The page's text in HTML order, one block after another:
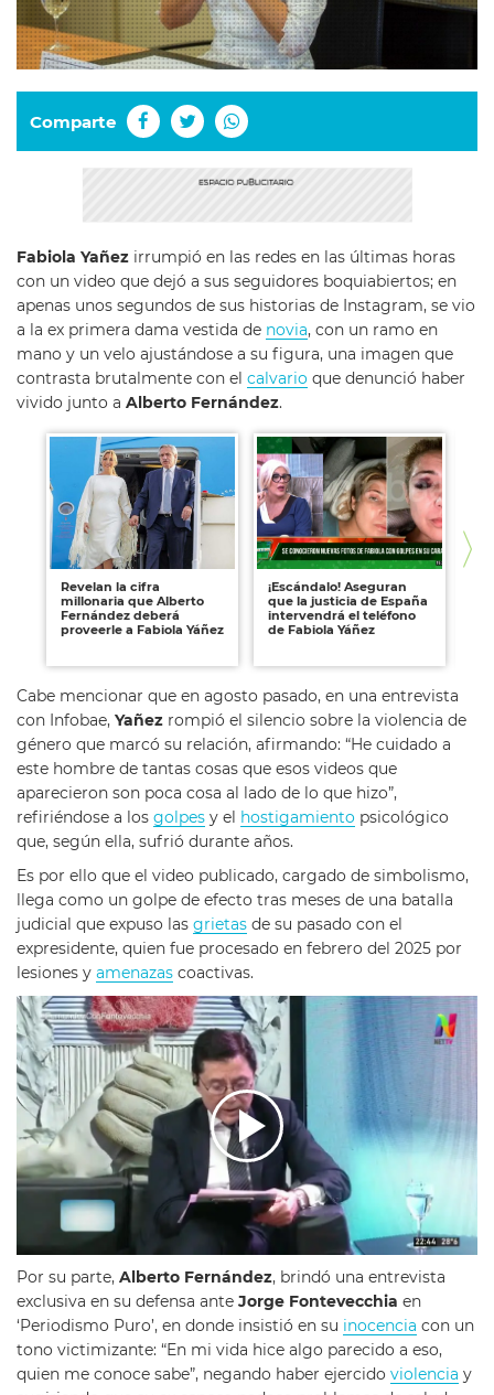
Comparte
Fabiola Yañez irrumpió en las redes en las últimas horas
con un video que dejó a sus seguidores boquiabiertos; en
apenas unos segundos de sus historias de Instagram, se vio
a la ex primera dama vestida de novia, con un ramo en
mano y un velo ajustándose a su figura, una imagen que
contrasta brutalmente con el calvario que denunció haber
vivido junto a Alberto Fernández.
Revelan la cifra
millonaria que Alberto
Fernández deberá
proveerle a Fabiola Yáñez
¡Escándalo! Aseguran
que la justicia de España
intervendrá el teléfono
de Fabiola Yáñez
Cabe mencionar que en agosto pasado, en una entrevista
con Infobae, Yañez rompió el silencio sobre la violencia de
género que marcó su relación, afirmando: “He cuidado a
este hombre de tantas cosas que esos videos que
aparecieron son poca cosa al lado de lo que hizo”,
refiriéndose a los golpes y el hostigamiento psicológico
que, según ella, sufrió durante años.
Es por ello que el video publicado, cargado de simbolismo,
llega como un golpe de efecto tras meses de una batalla
judicial que expuso las grietas de su pasado con el
expresidente, quien fue procesado en febrero del 2025 por
lesiones y amenazas coactivas.
Por su parte, Alberto Fernández, brindó una entrevista
exclusiva en su defensa ante Jorge Fontevecchia en
‘Periodismo Puro’, en donde insistió en su inocencia con un
tono victimizante: “En mi vida hice algo parecido a eso,
quien me conoce sabe”, negando haber ejercido violencia y